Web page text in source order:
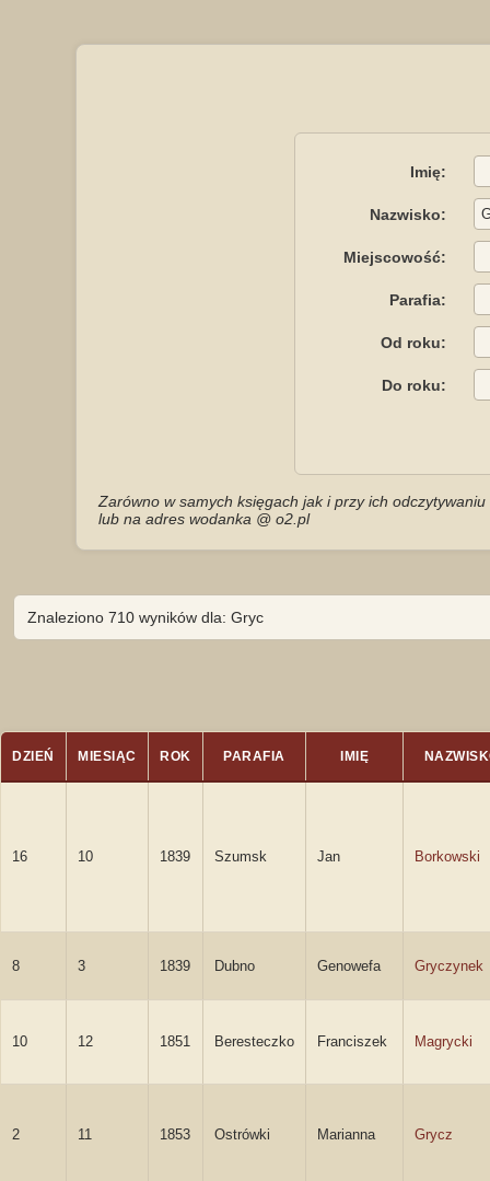
Imię:
Nazwisko:
Miejscowość:
Parafia:
Od roku:
Do roku:
Zarówno w samych księgach jak i przy ich
lub na adres wodanka @ o2.pl
Znaleziono 710 wyników dla: Gryc
DZIEŃ MIESIĄC ROK PARAFIA IMIĘ
16 10 1839 Szumsk Jan Borkowski
8 3 1839 Dubno Genowefa Gryczynek
10 12 1851 Beresteczko Franciszek Magrycki
2 11 1853 Ostrówki Marianna Grycz